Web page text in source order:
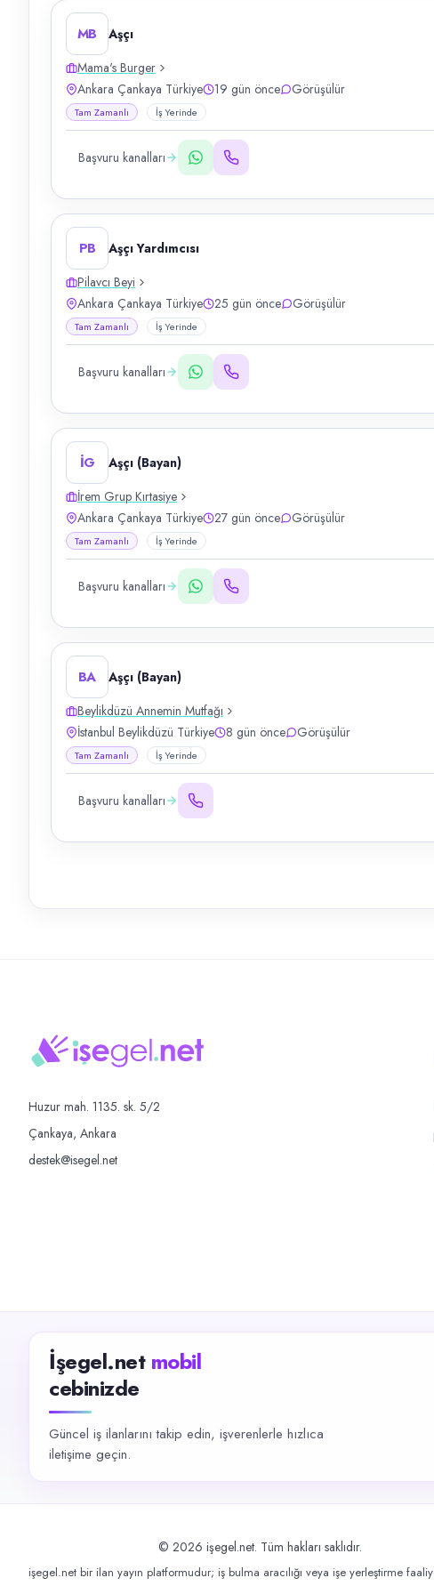
MB
Aşçı
Mama's Burger
Ankara Çankaya Türkiye
19 gün önce Görüşülür
Tam Zamanlı İş Yerinde
Başvuru kanalları
PB
Aşçı Yardımcısı
Pilavcı Beyi
Ankara Çankaya Türkiye
25 gün önce Görüşülür
Tam Zamanlı İş Yerinde
Başvuru kanalları
İG
Aşçı (Bayan)
İrem Grup Kırtasiye
Ankara Çankaya Türkiye
27 gün önce Görüşülür
Tam Zamanlı İş Yerinde
Başvuru kanalları
BA
Aşçı (Bayan)
Beylikdüzü Annemin Mutfağı
İstanbul Beylikdüzü Türkiye
8 gün önce Görüşülür
Tam Zamanlı İş Yerinde
Başvuru kanalları
Huzur mah. 1135. sk. 5/2
Çankaya, Ankara
destek@isegel.net
İşegel.net mobil
cebinizde
Güncel iş ilanlarını takip edin, işverenlerle hızlıca
iletişime geçin.
© 2026 işegel.net. Tüm hakları saklıdır.
işegel.net bir ilan yayın platformudur; iş bulma aracılığı veya işe yerleştirme